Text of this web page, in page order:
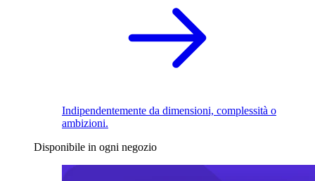
Indipendentemente da dimensioni, complessità o
ambizioni.
Disponibile in ogni negozio